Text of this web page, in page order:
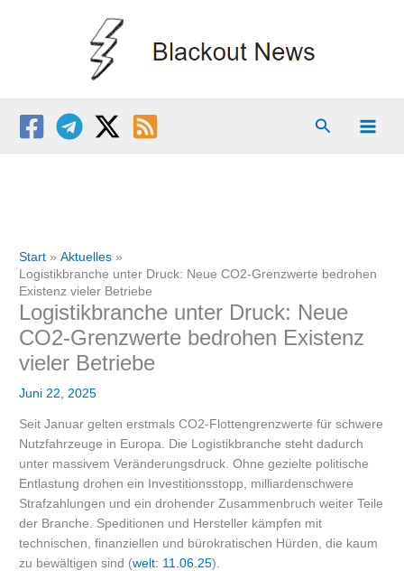
Suchen
Start
Aktuelles
Logistikbranche unter Druck: Neue CO2-Grenzwerte bedrohen
Existenz vieler Betriebe
Logistikbranche unter Druck: Neue
CO2-Grenzwerte bedrohen Existenz
vieler Betriebe
Juni 22, 2025
Seit Januar gelten erstmals CO2-Flottengrenzwerte für schwere
Nutzfahrzeuge in Europa. Die Logistikbranche steht dadurch
unter massivem Veränderungsdruck. Ohne gezielte politische
Entlastung drohen ein Investitionsstopp, milliardenschwere
Strafzahlungen und ein drohender Zusammenbruch weiter Teile
der Branche. Speditionen und Hersteller kämpfen mit
technischen, finanziellen und bürokratischen Hürden, die kaum
zu bewältigen sind (welt: 11.06.25).